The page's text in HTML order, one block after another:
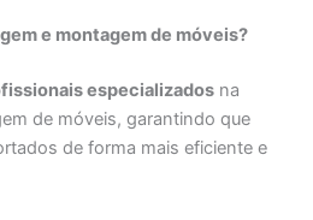
e montagem de móveis?
especializados na
de móveis, garantindo que
de forma mais eficiente e